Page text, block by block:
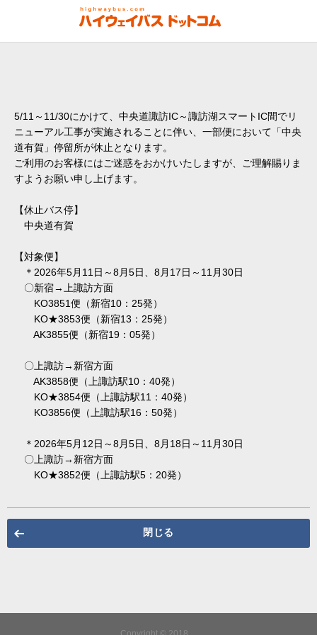
5/11～11/30にかけて、中央道諏訪IC～諏訪湖スマートIC間でリ
ニューアル工事が実施されることに伴い、一部便において「中央
道有賀」停留所が休止となります。
ご利用のお客様にはご迷惑をおかけいたしますが、ご理解賜りま
すようお願い申し上げます。
【休止バス停】
中央道有賀
【対象便】
＊2026年5月11日～8月5日、8月17日～11月30日
〇新宿→上諏訪方面
KO3851便（新宿10：25発）
KO★3853便（新宿13：25発）
AK3855便（新宿19：05発）
〇上諏訪→新宿方面
AK3858便（上諏訪駅10：40発）
KO★3854便（上諏訪駅11：40発）
KO3856便（上諏訪駅16：50発）
＊2026年5月12日～8月5日、8月18日～11月30日
〇上諏訪→新宿方面
KO★3852便（上諏訪駅5：20発）
閉じる